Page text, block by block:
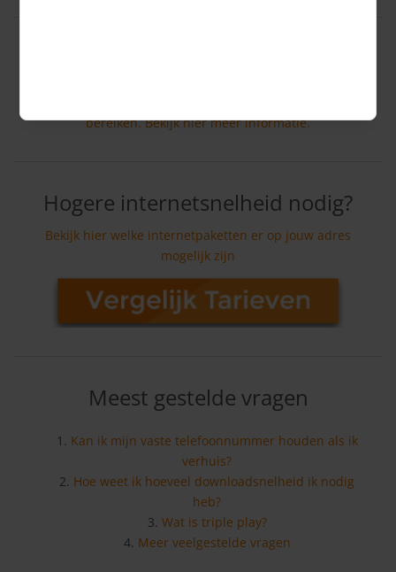
bereiken. Bekijk hier meer informatie.
Hogere internetsnelheid nodig?
Bekijk hier welke internetpaketten er op jouw adres
mogelijk zijn
Meest gestelde vragen
Kan ik mijn vaste telefoonnummer houden als ik
verhuis?
Hoe weet ik hoeveel downloadsnelheid ik nodig
heb?
Wat is triple play?
Meer veelgestelde vragen